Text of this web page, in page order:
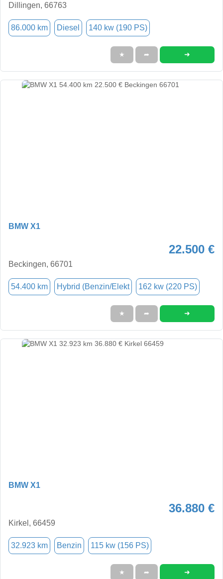
Dillingen, 66763
86.000 km Diesel 140 kw (190 PS)
★ ➦ ➜
BMW X1
22.500 €
Beckingen, 66701
54.400 km Hybrid (Benzin/Elekt 162 kw (220 PS)
★ ➦ ➜
BMW X1
36.880 €
Kirkel, 66459
32.923 km Benzin 115 kw (156 PS)
★ ➦ ➜